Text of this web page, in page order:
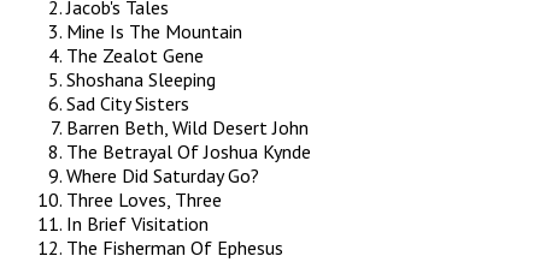
Jacob's Tales
Mine Is The Mountain
The Zealot Gene
Shoshana Sleeping
Sad City Sisters
Barren Beth, Wild Desert John
The Betrayal Of Joshua Kynde
Where Did Saturday Go?
Three Loves, Three
In Brief Visitation
The Fisherman Of Ephesus